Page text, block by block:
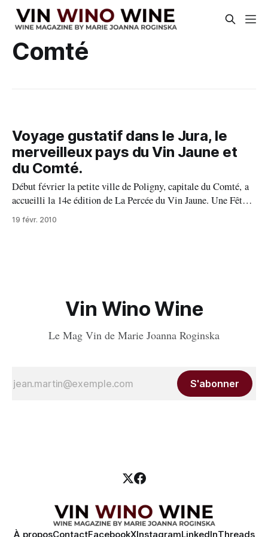
Comté
Voyage gustatif dans le Jura, le
merveilleux pays du Vin Jaune et
du Comté.
Début février la petite ville de Poligny, capitale du Comté, a
accueilli la 14e édition de La Percée du Vin Jaune. Une Fête
viticole incontournable pour tous les amateurs de ce nectar
19 févr. 2010
Vin Wino Wine
Le Mag Vin de Marie Joanna Roginska
S'abonner
À proposContactFacebookXInstagramLinkedInThreads